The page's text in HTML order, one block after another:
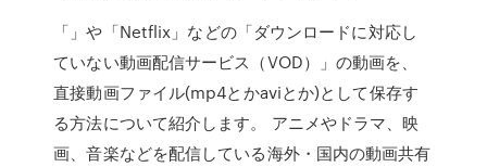
「」や「Netflix」などの「ダウンロードに対応し
ていない動画配信サービス（VOD）」の動画を、
直接動画ファイル(mp4とかaviとか)として保存す
る方法について紹介します。 アニメやドラマ、映
画、音楽などを配信している海外・国内の動画共有